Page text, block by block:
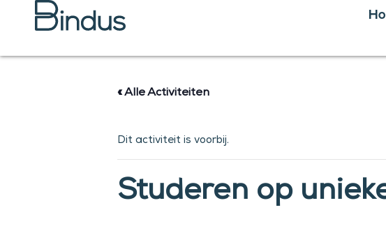
« Alle Activiteiten
Dit activiteit is voorbij.
Studeren op